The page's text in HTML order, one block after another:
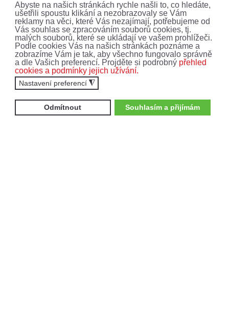
Abyste na našich stránkách rychle našli to, co hledáte,
ušetřili spoustu klikání a nezobrazovaly se Vám
reklamy na věci, které Vás nezajímají, potřebujeme od
Vás souhlas se zpracováním souborů cookies, tj.
malých souborů, které se ukládají ve vašem prohlížeči.
Podle cookies Vás na našich stránkách poznáme a
zobrazíme Vám je tak, aby všechno fungovalo správně
a dle Vašich preferencí. Projděte si podrobný přehled
cookies a podmínky jejich užívání.
Nastavení preferencí ◮
Odmítnout Souhlasím a přijímám